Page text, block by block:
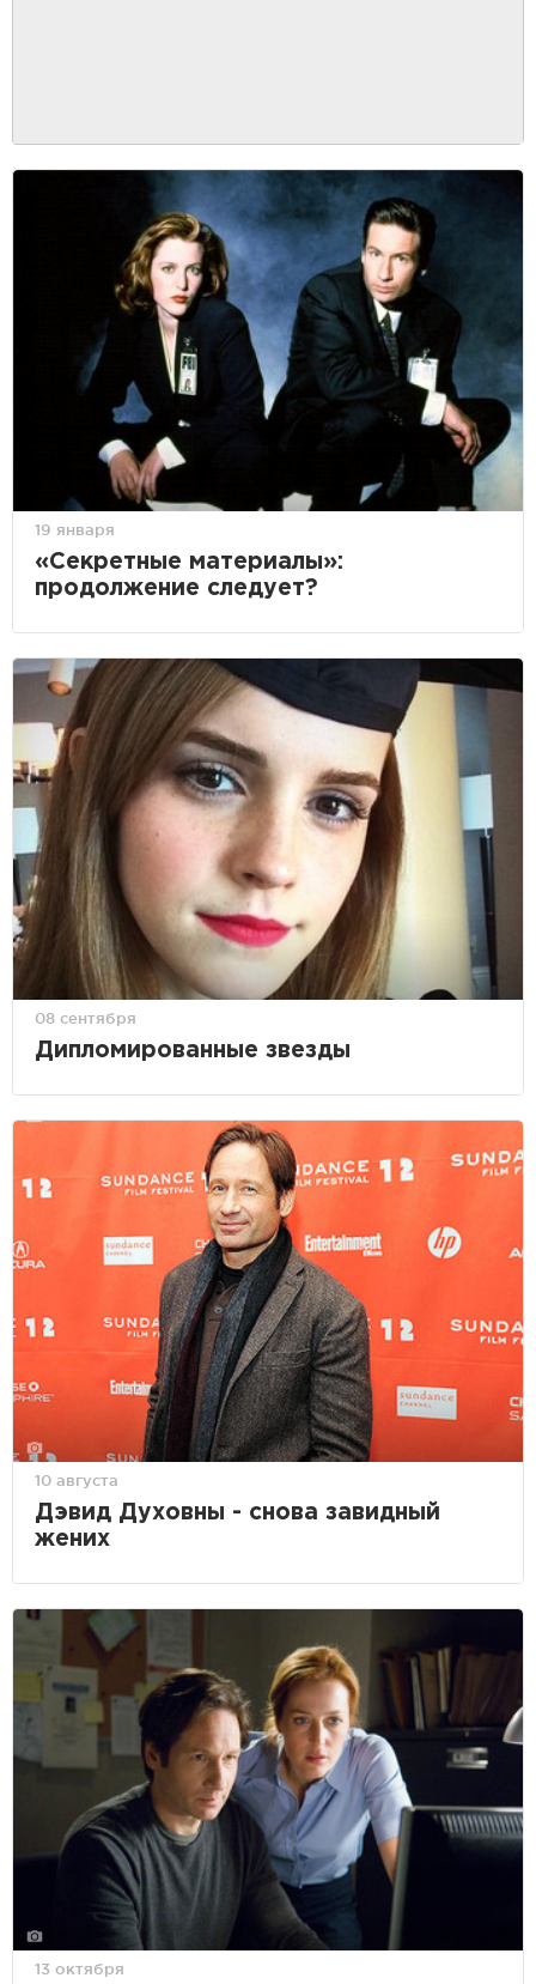
19 января
«Секретные материалы»:
продолжение следует?
08 сентября
Дипломированные звезды
10 августа
Дэвид Духовны - снова завидный
жених
13 октября